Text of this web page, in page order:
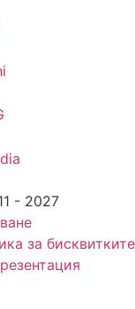
- 2027
за бисквитките